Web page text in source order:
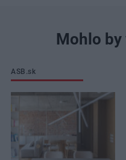
Mohlo
ASB.sk